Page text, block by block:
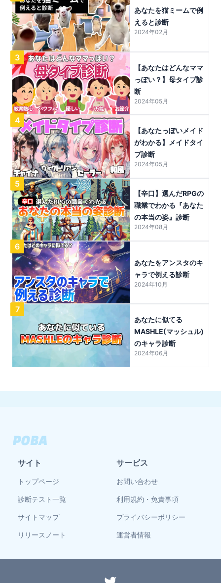
あなたを猫ミームで例
えると診断
2024年02月
3
【あなたはどんなママ
っぽい？】母タイプ診
断
2024年05月
4
【あなたっぽいメイド
がわかる】メイドタイ
プ診断
2024年05月
5
【辛口】選んだRPGの
職業でわかる『あなた
の本当の姿』診断
2024年08月
6
あなたをアンスタのキ
ャラで例える診断
2024年10月
7
あなたに似てる
MASHLE(マッシュル)
のキャラ診断
2024年06月
サイト
トップページ
診断テスト一覧
サイトマップ
リリースノート
サービス
お問い合わせ
利用規約・免責事項
プライバシーポリシー
運営者情報